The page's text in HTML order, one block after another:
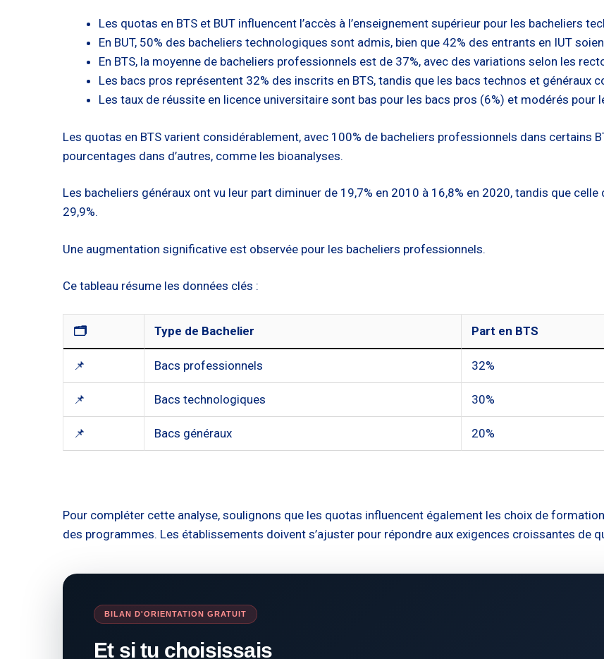
Les quotas en BTS et BUT influencent l’accès à l’enseignement supérieur pour les bacheliers
En BUT, 50% des bacheliers technologiques sont admis, bien que 42% des entrants en IUT
En BTS, la moyenne de bacheliers professionnels est de 37%, avec des variations selon les
Les bacs pros représentent 32% des inscrits en BTS, tandis que les bacs technos et généraux
Les taux de réussite en licence universitaire sont bas pour les bacs pros (6%) et modérés pour
Les quotas en BTS varient considérablement, avec 100% de bacheliers professionnels dans certains
pourcentages dans d’autres, comme les bioanalyses.
Les bacheliers généraux ont vu leur part diminuer de 19,7% en 2010 à 16,8% en 2020, tandis que
29,9%.
Une augmentation significative est observée pour les bacheliers professionnels.
Ce tableau résume les données clés :
🗂️ Type de Bachelier Part en BTS
📌 Bacs professionnels 32%
📌 Bacs technologiques 30%
📌 Bacs généraux 20%
Pour compléter cette analyse, soulignons que les quotas influencent également les choix de
des programmes. Les établissements doivent s’ajuster pour répondre aux exigences croissantes de
BILAN D'ORIENTATION GRATUIT
Et si tu choisissais